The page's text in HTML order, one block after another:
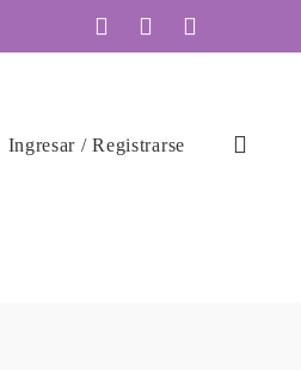
Ingresar /Registrarse